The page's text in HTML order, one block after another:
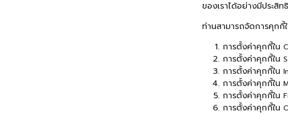
ของเราได้อย่างมีประสิ
ท่านสามารถจัดการคุกกี้
การตั้งค่าคุกกี้ใน
การตั้งค่าคุกกี้ใน
การตั้งค่าคุกกี้ใน
การตั้งค่าคุกกี้ใน
การตั้งค่าคุกกี้ใน
การตั้งค่าคุกกี้ใน